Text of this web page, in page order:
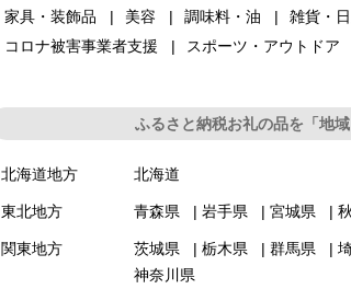
家具・装飾品
美容 調味料・油 雑貨・
コロナ被害事業者支援
スポーツ・アウトドア
ふるさと納税お礼の品を「地
北海道地方 北海道
東北地方 青森県 岩手県 宮城県
関東地方 茨城県 栃木県 群馬県
神奈川県